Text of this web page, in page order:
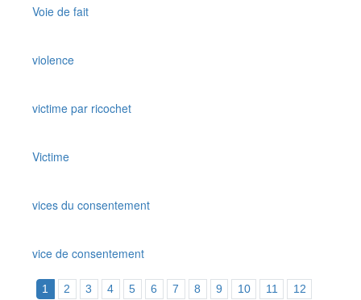
Voie de fait
violence
victime par ricochet
Victime
vices du consentement
vice de consentement
1 2 3 4 5 6 7 8 9 10 11
12